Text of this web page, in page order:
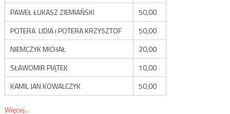
PAWEŁ ŁUKASZ ZIEMIAŃSKI
50,00
POTERA LIDIA i POTERA KRZYSZTOF
50,00
NIEMCZYK MICHAŁ
20,00
SŁAWOMIR PIĄTEK
10,00
KAMIL JAN KOWALCZYK
50,00
Więcej...